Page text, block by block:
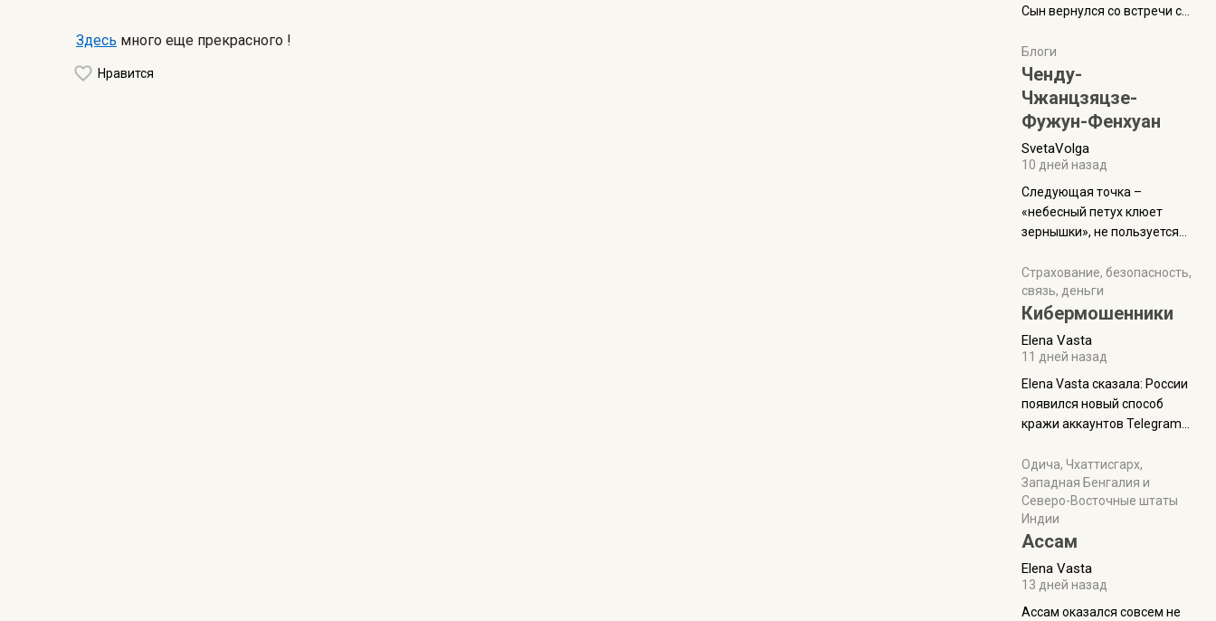
Здесь много еще прекрасного !
Нравится
Сын вернулся со встречи с
уже, как демобилизовались,
а продолжают встречаться
почти каждую неделю) и с
порога сообщил: "Эйтан
разводится!" Эйтан -
мальчик из религиозной
семьи, из тех, кого называют
"вязаные кипы". С 2022-го
Блоги
Ченду-
Чжанцзяцзе-
Фужун-Фенхуан
SvetaVolga
10 дней назад
Следующая точка –
«небесный петух клюет
зернышки», не пользуется
заслужено, и чтобы попасть
на начало тропы показали
водителю карту, иначе
Пошли туда, потому что я
отзывов. По мне – сплошная
физуха, долгий спуск, потом
подъем по этому же пути.
Пока
Страхование, безопасность,
связь, деньги
Кибермошенники
Elena Vasta
11 дней назад
Elena Vasta сказалa: России
появился новый способ
кражи аккаунтов Telegram
Прочитайте! У моих двух
знакомых вот так увели
аккаунты
Одича, Чхаттисгарх,
Западная Бенгалия и
Северо-Восточные штаты
Индии
Ассам
Elena Vasta
13 дней назад
Ассам оказался совсем не